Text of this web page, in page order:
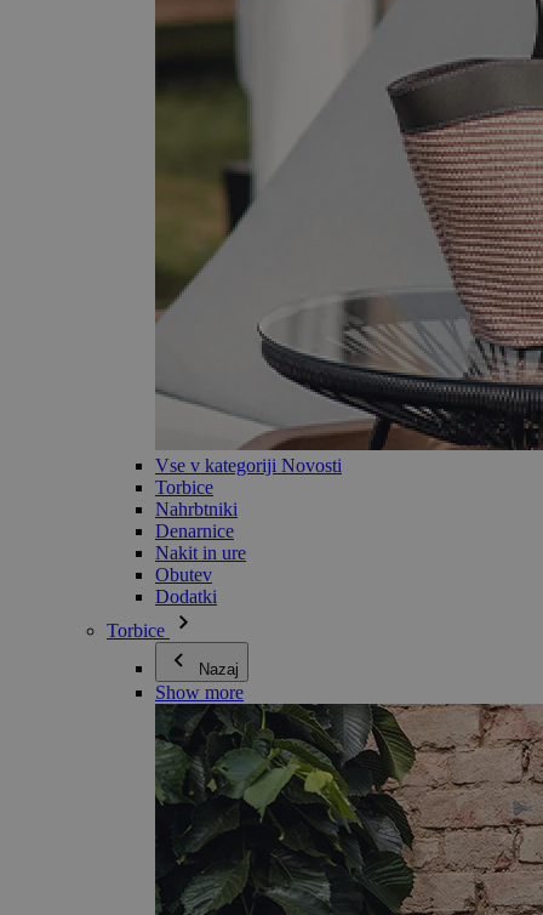
Vse v kategoriji Novosti
Torbice
Nahrbtniki
Denarnice
Nakit in ure
Obutev
Dodatki
Torbice
Nazaj
Show more